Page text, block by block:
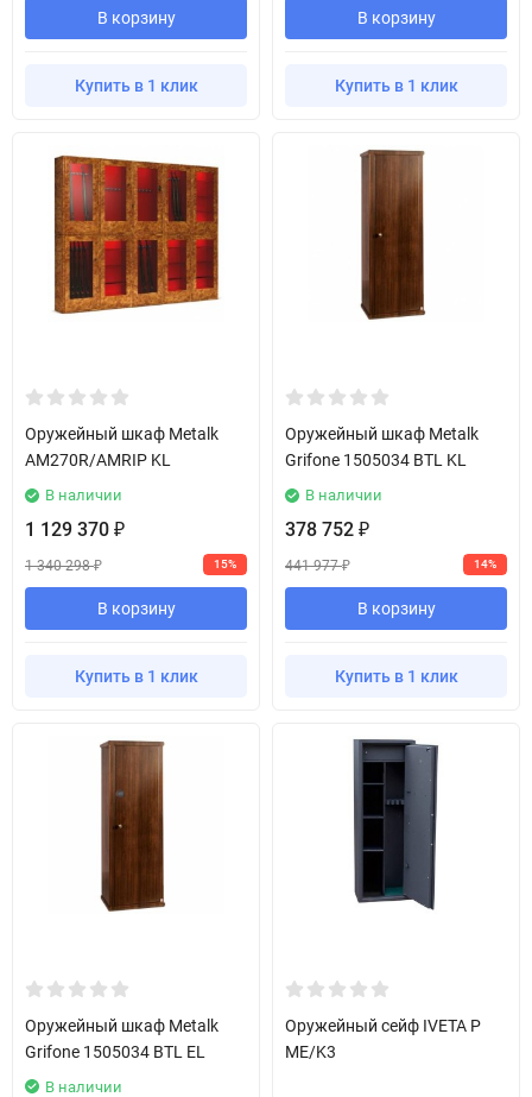
В корзину
Купить в 1 клик
В корзину
Купить в 1 клик
Оружейный шкаф Metalk
AM270R/AMRIP KL
В наличии
1 129 370 ₽
1 340 298₽ 15%
В корзину
Купить в 1 клик
Оружейный шкаф Metalk
Grifone 1505034 BTL KL
В наличии
378 752 ₽
441 977₽ 14%
В корзину
Купить в 1 клик
Оружейный шкаф Metalk
Grifone 1505034 BTL EL
В наличии
Оружейный сейф IVETA P
ME/K3